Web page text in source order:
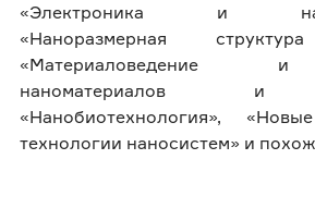
«Электроника и
«Наноразмерная
«Материаловедение и
наноматериалов и
«Нанобиотехнология»,
технологии наносистем» и